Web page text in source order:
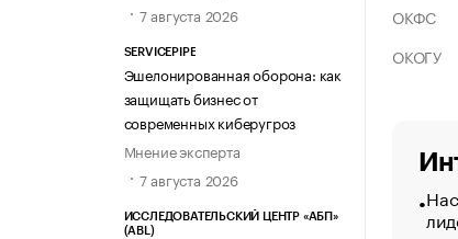
7 августа 2026
SERVICEPIPE
Эшелонированная оборона: как
защищать бизнес от
современных киберугроз
Мнение эксперта
7 августа 2026
ИССЛЕДОВАТЕЛЬСКИЙ ЦЕНТР «АБП»
(ABL)
ОКФС
ОКОГУ